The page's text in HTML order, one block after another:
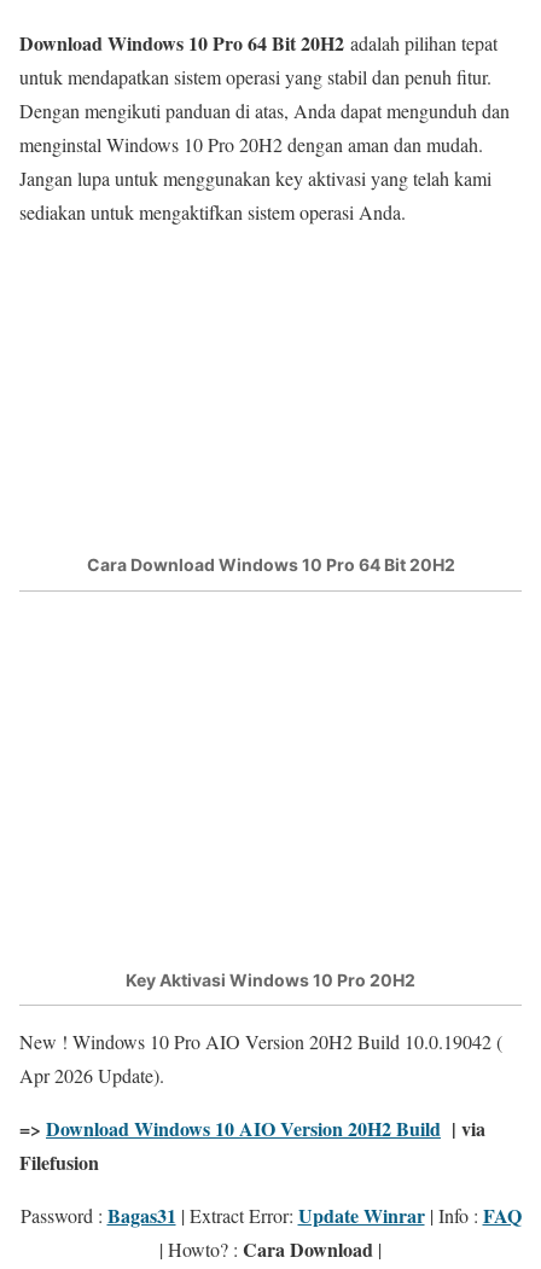
Download Windows 10 Pro 64 Bit 20H2 adalah pilihan tepat
untuk mendapatkan sistem operasi yang stabil dan penuh fitur.
Dengan mengikuti panduan di atas, Anda dapat mengunduh dan
menginstal Windows 10 Pro 20H2 dengan aman dan mudah.
Jangan lupa untuk menggunakan key aktivasi yang telah kami
sediakan untuk mengaktifkan sistem operasi Anda.
Cara Download Windows 10 Pro 64 Bit 20H2
Key Aktivasi Windows 10 Pro 20H2
New ! Windows 10 Pro AIO Version 20H2 Build 10.0.19042(
Apr 2026 Update).
=> Download Windows 10 AIO Version 20H2 Build | via
Filefusion
Password : Bagas31 |Extract Error: Update Winrar|Info : FAQ
|Howto? : Cara Download |